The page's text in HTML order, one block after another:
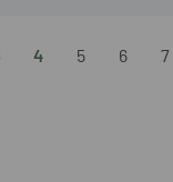
4 5 6 7